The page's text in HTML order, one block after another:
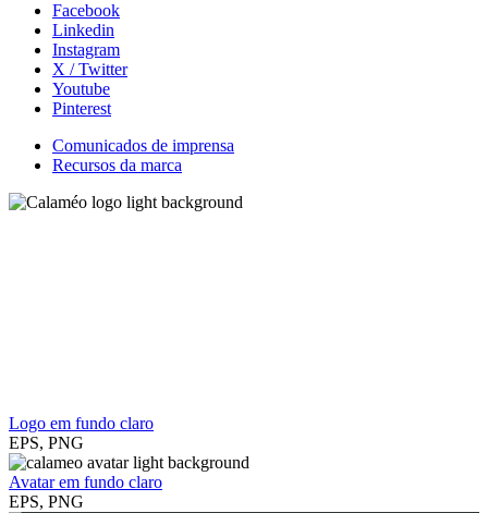
Facebook
Linkedin
Instagram
X / Twitter
Youtube
Pinterest
Comunicados de imprensa
Recursos da marca
Logo em fundo claro
EPS, PNG
Avatar em fundo claro
EPS, PNG